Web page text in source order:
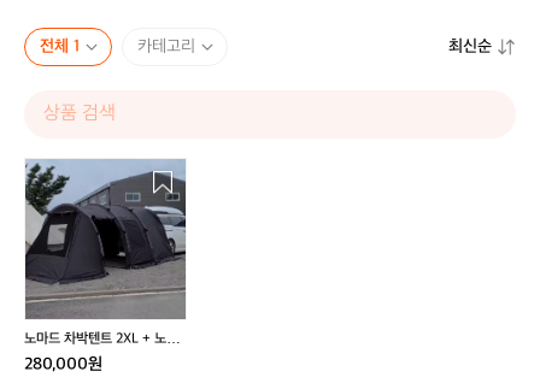
전체 1 카테고리 최신순
노
마
드
차
박
텐
트
2
X
L
노마드 차박텐트 2XL + 노마
드 범퍼가드(1회피칭)
280,000원